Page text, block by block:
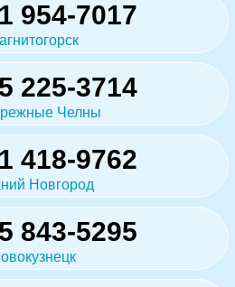
954-7017
225-3714
Челны
418-9762
Новгород
843-5295